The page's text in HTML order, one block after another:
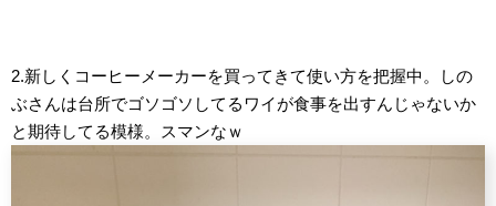
2.新しくコーヒーメーカーを買ってきて使い方を把握中。しの
ぶさんは台所でゴソゴソしてるワイが食事を出すんじゃないか
と期待してる模様。スマンなｗ